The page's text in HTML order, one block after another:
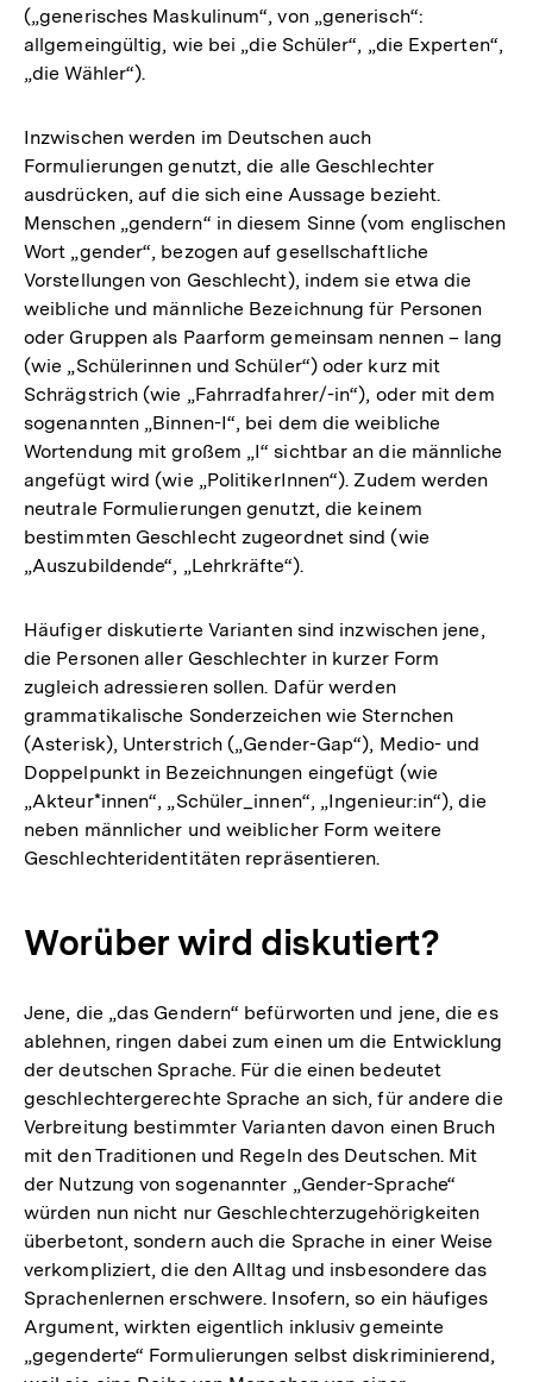
(„generisches Maskulinum“, von „generisch“:
allgemeingültig, wie bei „die Schüler“, „die Experten“,
„die Wähler“).
Inzwischen werden im Deutschen auch
Formulierungen genutzt, die alle Geschlechter
ausdrücken, auf die sich eine Aussage bezieht.
Menschen „gendern“ in diesem Sinne (vom englischen
Wort „gender“, bezogen auf gesellschaftliche
Vorstellungen von Geschlecht), indem sie etwa die
weibliche und männliche Bezeichnung für Personen
oder Gruppen als Paarform gemeinsam nennen – lang
(wie „Schülerinnen und Schüler“) oder kurz mit
Schrägstrich (wie „Fahrradfahrer/-in“), oder mit dem
sogenannten „Binnen-I“, bei dem die weibliche
Wortendung mit großem „I“ sichtbar an die männliche
angefügt wird (wie „PolitikerInnen“). Zudem werden
neutrale Formulierungen genutzt, die keinem
bestimmten Geschlecht zugeordnet sind (wie
„Auszubildende“, „Lehrkräfte“).
Häufiger diskutierte Varianten sind inzwischen jene,
die Personen aller Geschlechter in kurzer Form
zugleich adressieren sollen. Dafür werden
grammatikalische Sonderzeichen wie Sternchen
(Asterisk), Unterstrich („Gender-Gap“), Medio- und
Doppelpunkt in Bezeichnungen eingefügt (wie
„Akteur*innen“, „Schüler_innen“, „Ingenieur:in“), die
neben männlicher und weiblicher Form weitere
Geschlechteridentitäten repräsentieren.
Worüber wird diskutiert?
Jene, die „das Gendern“ befürworten und jene, die es
ablehnen, ringen dabei zum einen um die Entwicklung
der deutschen Sprache. Für die einen bedeutet
geschlechtergerechte Sprache an sich, für andere die
Verbreitung bestimmter Varianten davon einen Bruch
mit den Traditionen und Regeln des Deutschen. Mit
der Nutzung von sogenannter „Gender-Sprache“
würden nun nicht nur Geschlechterzugehörigkeiten
überbetont, sondern auch die Sprache in einer Weise
verkompliziert, die den Alltag und insbesondere das
Sprachenlernen erschwere. Insofern, so ein häufiges
Argument, wirkten eigentlich inklusiv gemeinte
„gegenderte“ Formulierungen selbst diskriminierend,